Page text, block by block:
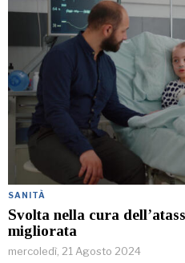
SANITÀ
Svolta nella cura
migliorata
mercoledì, 21 Agosto 2024